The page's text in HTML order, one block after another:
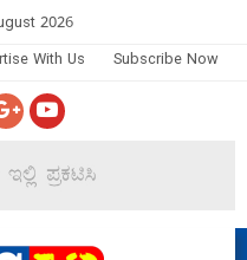
2026
With Us Subscribe Now